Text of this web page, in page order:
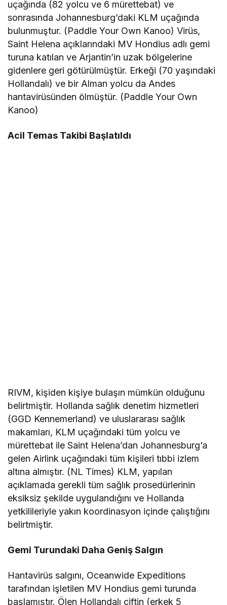
uçağında (82 yolcu ve 6 mürettebat) ve
sonrasında Johannesburg’daki KLM uçağında
bulunmuştur. (Paddle Your Own Kanoo) Virüs,
Saint Helena açıklarındaki MV Hondius adlı gemi
turuna katılan ve Arjantin’in uzak bölgelerine
gidenlere geri götürülmüştür. Erkeği (70 yaşındaki
Hollandalı) ve bir Alman yolcu da Andes
hantavirüsünden ölmüştür. (Paddle Your Own
Kanoo)
Acil Temas Takibi Başlatıldı
RIVM, kişiden kişiye bulaşın mümkün olduğunu
belirtmiştir. Hollanda sağlık denetim hizmetleri
(GGD Kennemerland) ve uluslararası sağlık
makamları, KLM uçağındaki tüm yolcu ve
mürettebat ile Saint Helena’dan Johannesburg’a
gelen Airlink uçağındaki tüm kişileri tıbbi izlem
altına almıştır. (NL Times) KLM, yapılan
açıklamada gerekli tüm sağlık prosedürlerinin
eksiksiz şekilde uygulandığını ve Hollanda
yetkilileriyle yakın koordinasyon içinde çalıştığını
belirtmiştir.
Gemi Turundaki Daha Geniş Salgın
Hantavirüs salgını, Oceanwide Expeditions
tarafından işletilen MV Hondius gemi turunda
başlamıştır. Ölen Hollandalı çiftin (erkek 5